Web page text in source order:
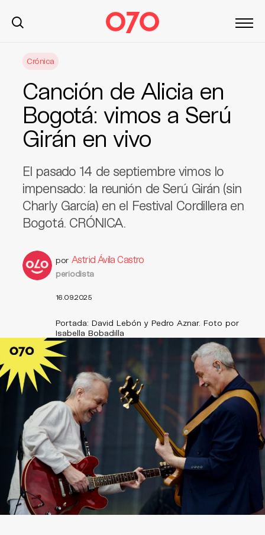
Crónica
Canción de Alicia en
Bogotá: vimos a Serú
Girán en vivo
El pasado 14 de septiembre vimos lo
impensado: la reunión de Serú Girán (sin
Charly García) en el Festival Cordillera en
Bogotá. CRÓNICA.
por Astrid Ávila Castro
periodista
16.09.2025
Portada: David Lebón y Pedro Aznar. Foto por
Isabella Bobadilla